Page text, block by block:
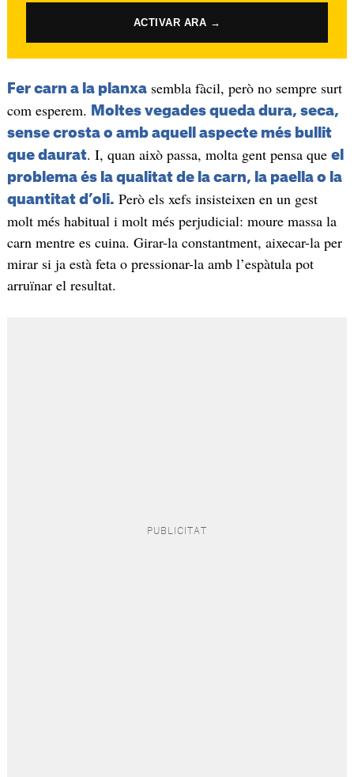
ACTIVAR ARA →
Fer carn a la planxasembla fàcil, però no sempre surt
com esperem.
Moltes vegades queda dura, seca,
sense crosta o amb aquell aspecte més bullit
que daurat. I, quan això passa, molta gent pensa que el
problema és la qualitat de la carn, la paella o la
quantitat d’oli. Però els xefs insisteixen en un gest
molt més habitual i molt més perjudicial: moure massa la
carn mentre es cuina. Girar-la constantment, aixecar-la per
mirar si ja està feta o pressionar-la amb l’espàtula pot
arruïnar el resultat.